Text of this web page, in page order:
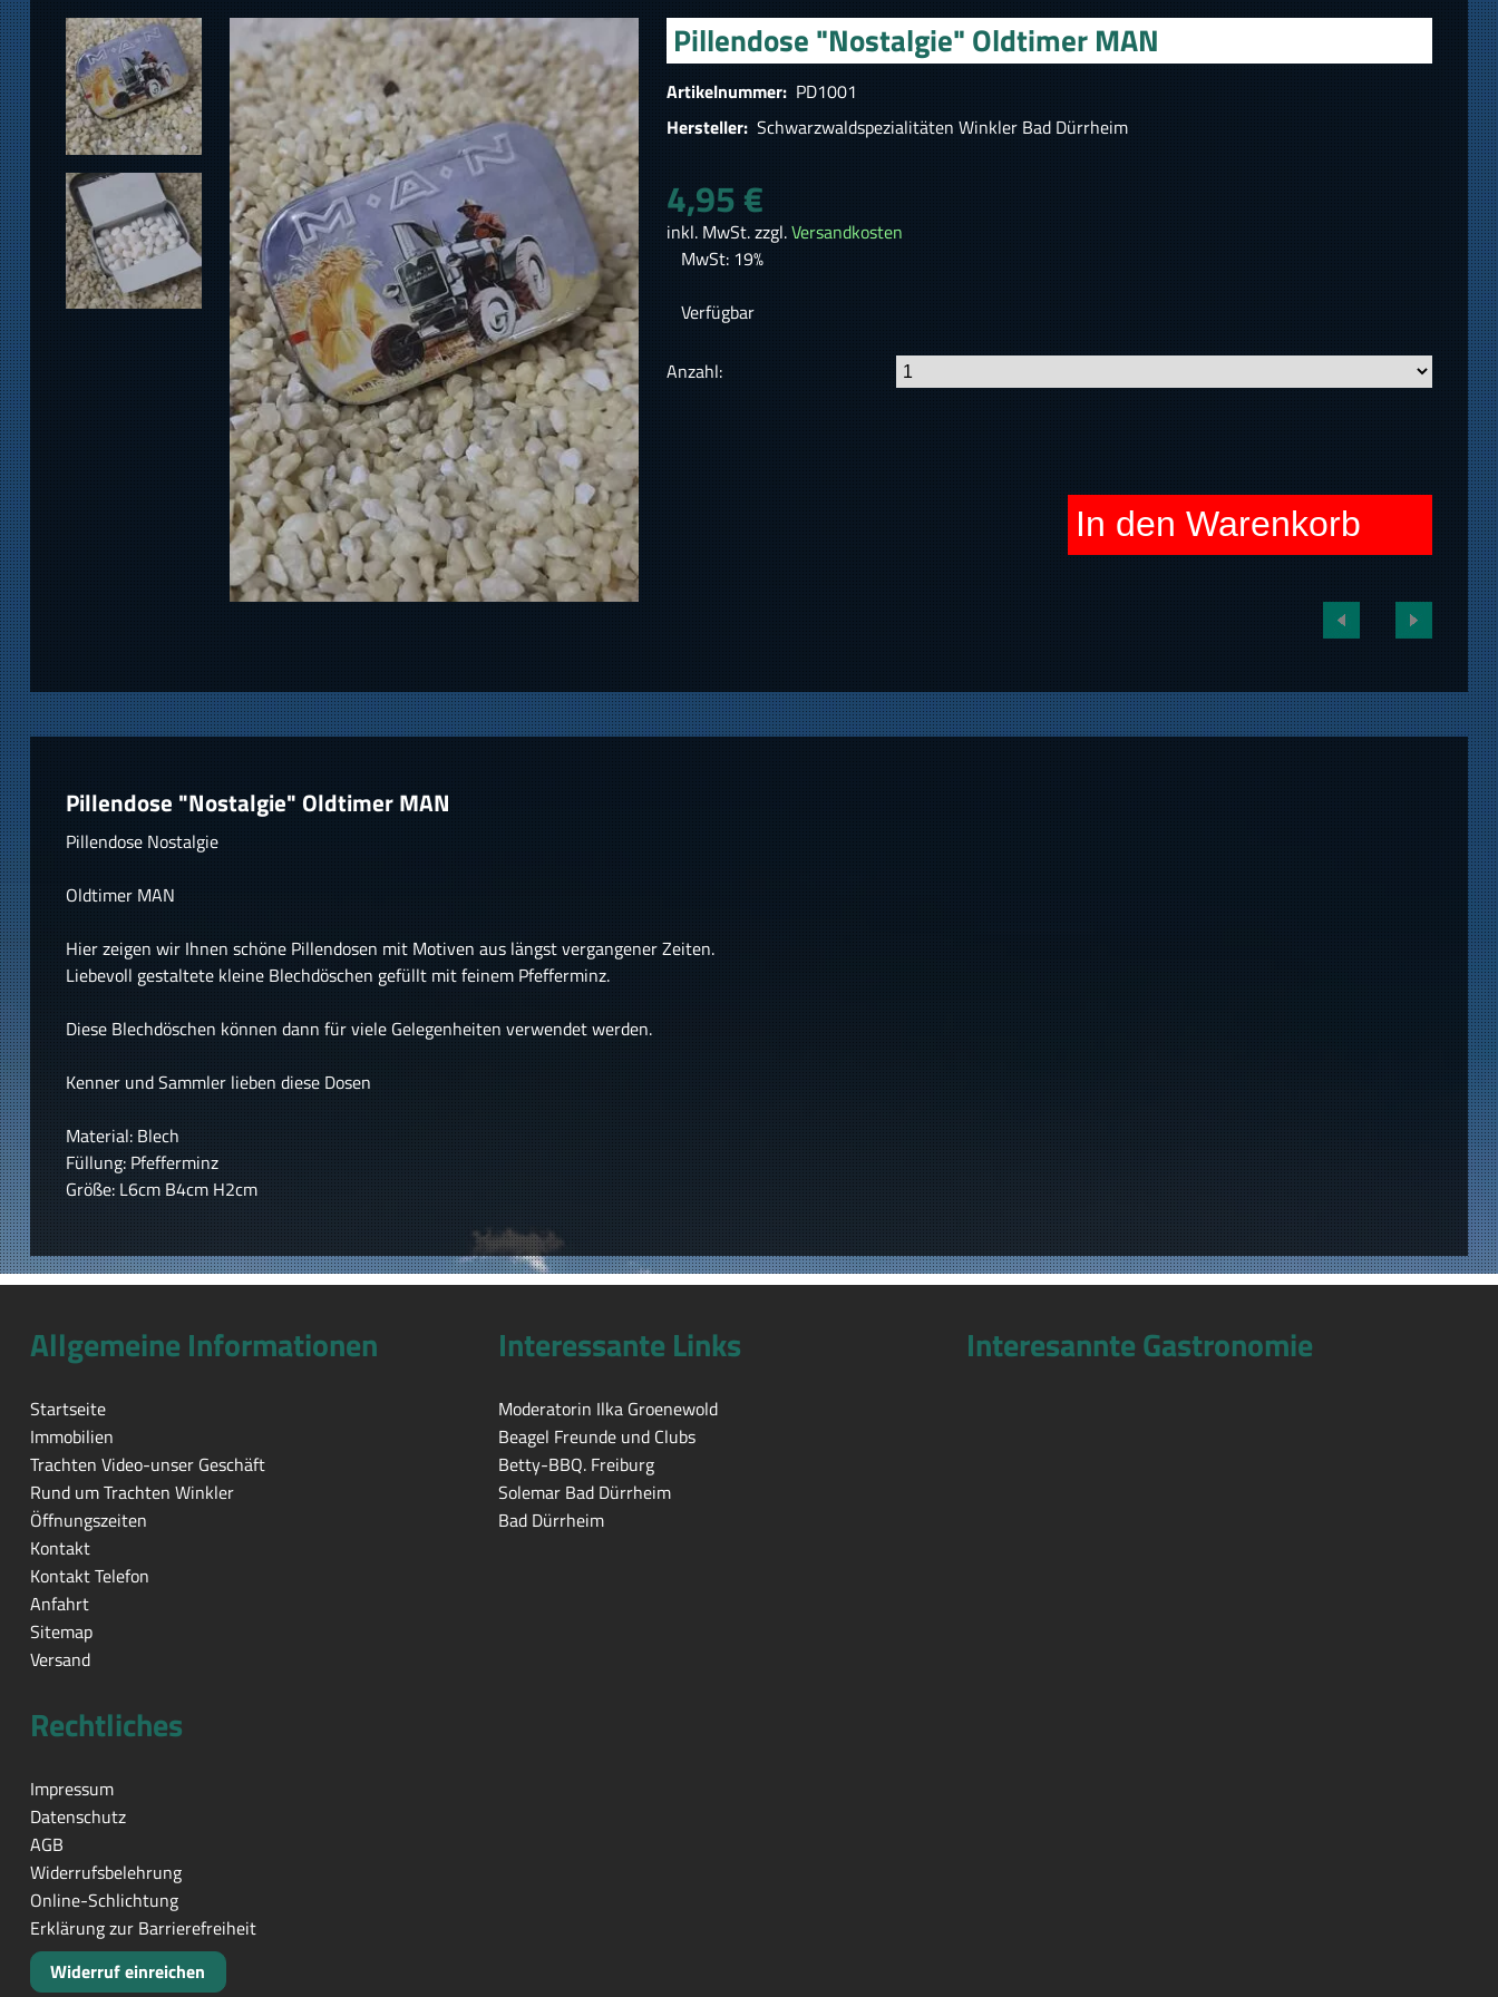
Pillendose "Nostalgie" Oldtimer MAN
Artikelnummer: PD1001
Hersteller: Schwarzwaldspezialitäten Winkler Bad Dürrheim
4,95 €
inkl. MwSt. zzgl.Versandkosten
MwSt: 19%
Verfügbar
Anzahl:
In den Warenkorb
Pillendose "Nostalgie" Oldtimer MAN
Pillendose Nostalgie
Oldtimer MAN
Hier zeigen wir Ihnen schöne Pillendosen mit Motiven aus längst vergangener Zeiten.
Liebevoll gestaltete kleine Blechdöschen gefüllt mit feinem Pfefferminz.
Diese Blechdöschen können dann für viele Gelegenheiten verwendet werden.
Kenner und Sammler lieben diese Dosen
Material: Blech
Füllung: Pfefferminz
Größe: L6cm B4cm H2cm
Allgemeine Informationen
Startseite
Immobilien
Trachten Video-unser Geschäft
Rund um Trachten Winkler
Öffnungszeiten
Kontakt
Kontakt Telefon
Anfahrt
Sitemap
Versand
Interessante Links
Moderatorin Ilka Groenewold
Beagel Freunde und Clubs
Betty-BBQ. Freiburg
Solemar Bad Dürrheim
Bad Dürrheim
Interesannte Gastronomie
Rechtliches
Impressum
Datenschutz
AGB
Widerrufsbelehrung
Online-Schlichtung
Erklärung zur Barrierefreiheit
Widerruf einreichen